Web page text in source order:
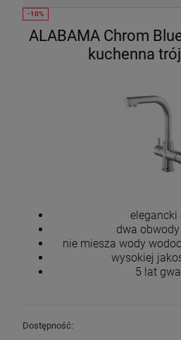
ALABAMA Chrom
kuchenna
elegancki
dwa
nie miesza wody
wysokiej
5 lat
Dostępność: